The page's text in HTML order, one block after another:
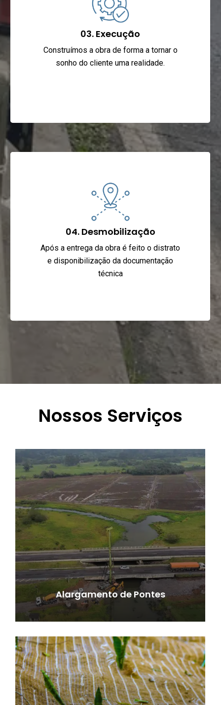
03. Execução
Construímos a obra de forma a tornar o
sonho do cliente uma realidade.
04. Desmobilização
Após a entrega da obra é feito o distrato
e disponibilização da documentação
técnica
Nossos Serviços
Alargamento de Pontes